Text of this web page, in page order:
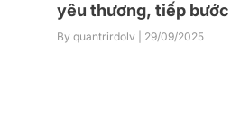
yêu thương, tiếp
đến trường tại Điện
By quantrirdolv | 29/09/2025